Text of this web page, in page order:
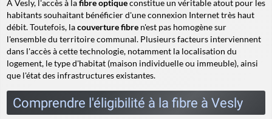
À Vesly, l'accès à lafibre optiqueconstitue un véritable atout pour les
habitants souhaitant bénéficier d'une connexion Internet très haut
débit. Toutefois, lacouverture fibre n'est pas homogène sur
l'ensemble du territoire communal. Plusieurs facteurs interviennent
dans l'accès à cette technologie, notamment la localisation du
logement, le type d'habitat (maison individuelle ou immeuble), ainsi
que l'état des infrastructures existantes.
Comprendre l'éligibilité à la fibre à Vesly